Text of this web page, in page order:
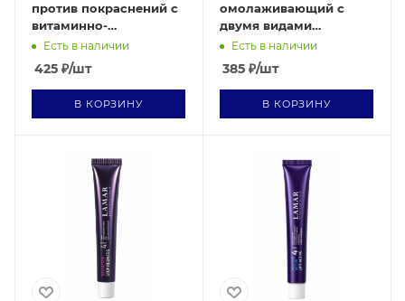
против покраснений с
витаминно-
кислот.компл. и
троксерутином ANTI-
REDNESS SERUM 10мл
Есть в наличии
425 ₽/шт
В КОРЗИНУ
омолаживающий с
двумя видами
гиалуроновой кислоты
MEZO EFFECT 10 мл
Есть в наличии
385 ₽/шт
В КОРЗИНУ